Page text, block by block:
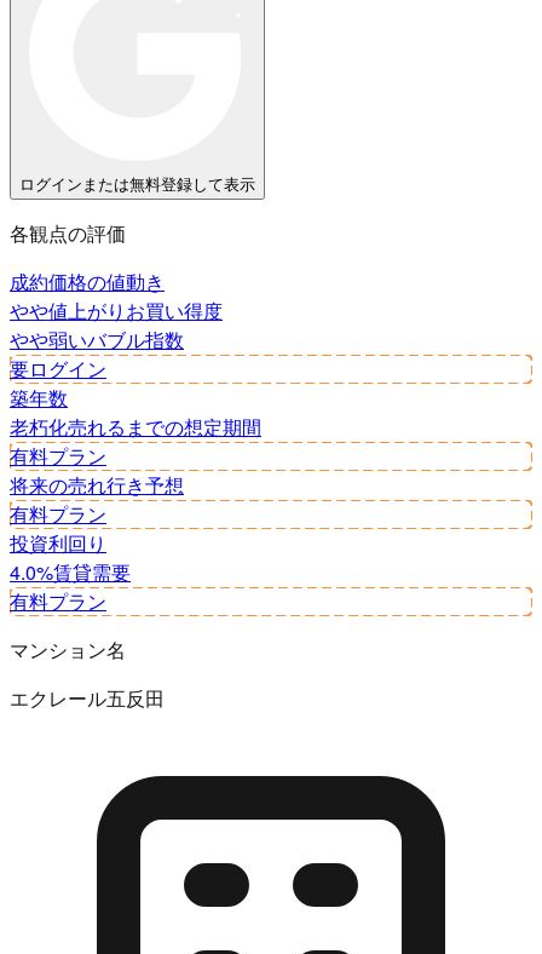
ログインまたは無料登録して表示
各観点の評価
成約価格の値動き
やや値上がり お買い得度
やや弱いバブル指数
要ログイン
築年数
老朽化売れるまでの想定期間
有料プラン
将来の売れ行き予想
有料プラン
投資利回り
4.0%賃貸需要
有料プラン
マンション名
エクレール五反田